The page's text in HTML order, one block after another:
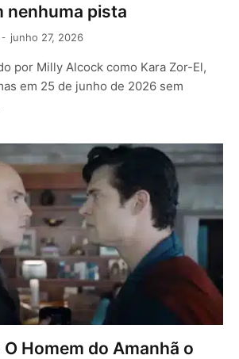
nenhuma pista
junho 27, 2026
por Milly Alcock como Kara Zor-El,
em 25 de junho de 2026 sem
Homem do Amanhã o